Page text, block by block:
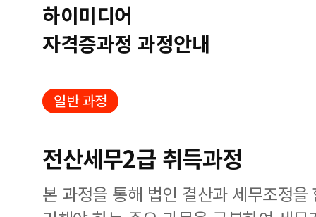
하이미디어
자격증과정 과정안내
일반 과정
전산세무2급 취득과정
본 과정을 통해 법인 결산과 세무조정